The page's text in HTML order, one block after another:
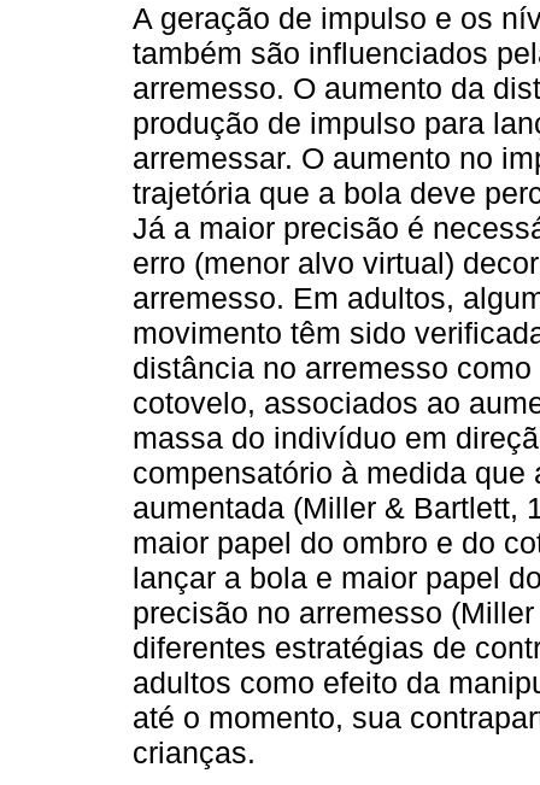
A geração de impulso e os
também são influenciados
arremesso. O aumento da
produção de impulso para
arremessar. O aumento no
trajetória que a bola deve
Já a maior precisão é
erro (menor alvo virtual)
arremesso. Em adultos,
movimento têm sido
distância no arremesso
cotovelo, associados ao
massa do indivíduo em
compensatório à medida
aumentada (Miller & Bartlett,
maior papel do ombro e do
lançar a bola e maior papel
precisão no arremesso
diferentes estratégias de
adultos como efeito da
até o momento, sua
crianças.